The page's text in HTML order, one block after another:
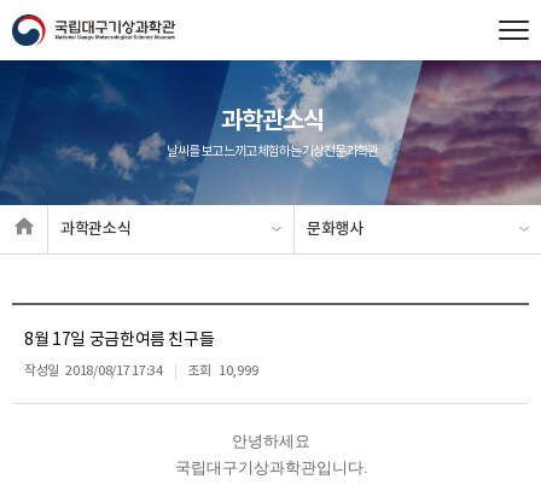
과학관소식
날씨를 보고 느끼고 체험하는 기상전문과학관
과학관소식 문화행사
8월 17일 궁금한여름 친구들
작성일 2018/08/17 17:34 조회 10,999
안녕하세요
국립대구기상과학관입니다.